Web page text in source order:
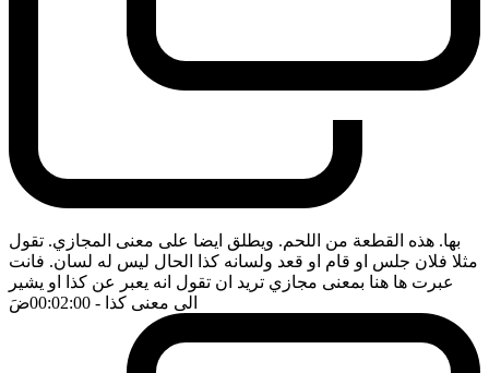
بها. هذه القطعة من اللحم. ويطلق ايضا على معنى المجازي. تقول
مثلا فلان جلس او قام او قعد ولسانه كذا الحال ليس له لسان. فانت
عبرت ها هنا بمعنى مجازي تريد ان تقول انه يعبر عن كذا او يشير
الى معنى كذا - 00:02:00 ضَ